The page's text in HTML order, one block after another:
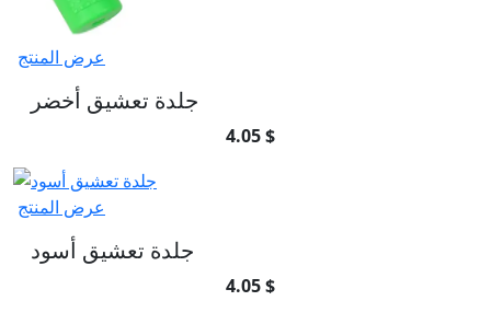
عرض المنتج
جلدة تعشيق أخضر
4.05 $
عرض المنتج
جلدة تعشيق أسود
4.05 $